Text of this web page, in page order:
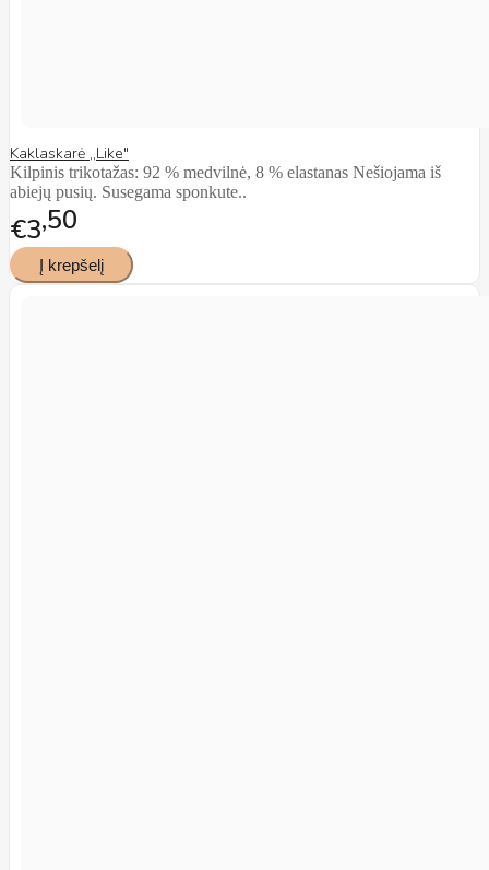
Kaklaskarė ,,Like"
Kilpinis trikotažas: 92 % medvilnė, 8 % elastanas Nešiojama iš
abiejų pusių. Susegama sponkute..
€3 50